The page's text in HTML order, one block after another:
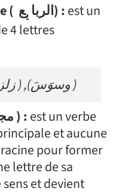
Un verbe dit quadrilitère ( الربا يع ) :est un
4 lettres
Exemples : (دحرجَ ) ,(زلزلَ ) ,(وسوَسَ )
Un verbe dit simple ( مجرد ) :est un verbe
et aucune
pour former
lettre de sa
et devient